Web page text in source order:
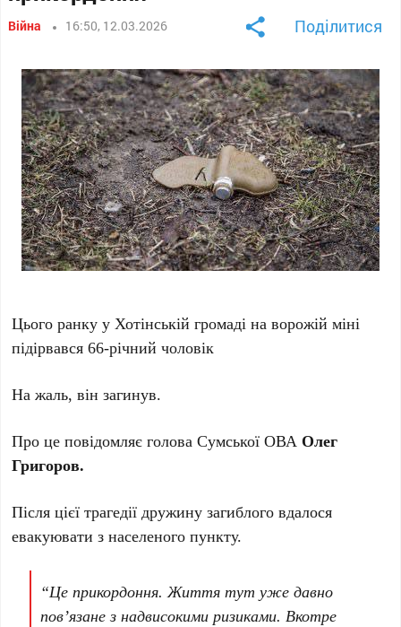
Війна 16:50, 12.03.2026 Поділитися
Цього ранку у Хотінській громаді на ворожій міні
підірвався 66-річний чоловік
На жаль, він загинув.
Про це повідомляє голова Сумської ОВА Олег
Григоров.
Після цієї трагедії дружину загиблого вдалося
евакуювати з населеного пункту.
“Це прикордоння. Життя тут уже давно
пов’язане з надвисокими ризиками. Вкотре